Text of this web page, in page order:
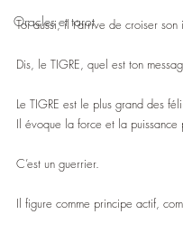
Oracles et tarot
Toi aussi, il t’arrive de croiser son
Dis, le TIGRE, quel est ton
Le TIGRE est le plus grand des
Il évoque la force et la puissance
C’est un guerrier.
Il figure comme principe actif,